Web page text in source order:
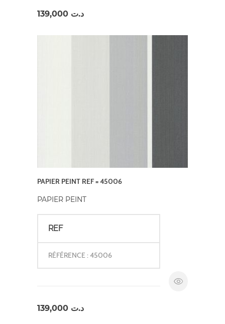
د.ت
PAPIER PEINT REF = 45006
PAPIER PEINT
REF
RÉFÉRENCE : 45006
د.ت